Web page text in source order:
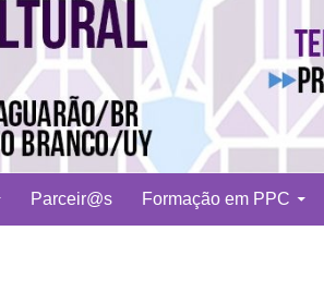
Parceir@s Formação em PPC